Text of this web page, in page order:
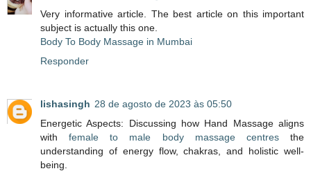
Very informative article. The best article on this important
subject is actually this one.
Body To Body Massage in Mumbai
Responder
lishasingh 28 de agosto de 2023 às 05:50
Energetic Aspects: Discussing how Hand Massage aligns
withfemale to male body massage centresthe
understanding of energy flow, chakras, and holistic well-
being.